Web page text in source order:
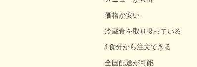
価格が安い
冷蔵食を取り扱っている
1食分から注文できる
全国配送が可能